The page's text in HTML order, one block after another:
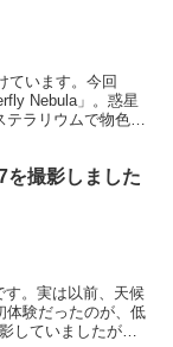
ています。今回
Nebula」。惑星
ラリウムで物色し
を撮影しました
す。実は以前、天候
体験だったのが、低
していましたが、